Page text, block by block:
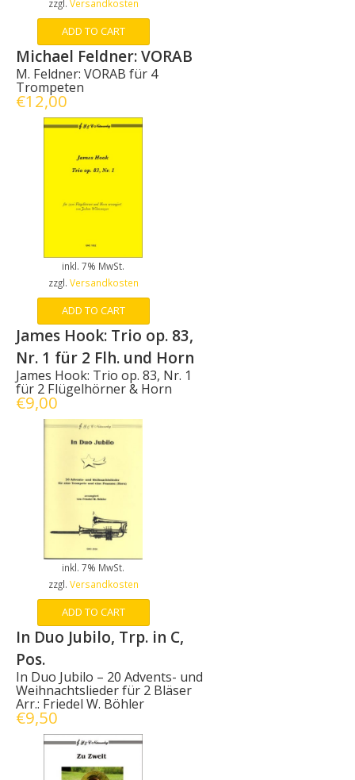
zzgl. Versandkosten
ADD TO CART
Michael Feldner: VORAB
M. Feldner: VORAB für 4
Trompeten
€12,00
inkl. 7% MwSt.
zzgl. Versandkosten
ADD TO CART
James Hook: Trio op. 83,
Nr. 1 für 2 Flh. und Horn
James Hook: Trio op. 83, Nr. 1
für 2 Flügelhörner & Horn
€9,00
inkl. 7% MwSt.
zzgl. Versandkosten
ADD TO CART
In Duo Jubilo, Trp. in C,
Pos.
In Duo Jubilo – 20 Advents- und
Weihnachtslieder für 2 Bläser
Arr.: Friedel W. Böhler
€9,50